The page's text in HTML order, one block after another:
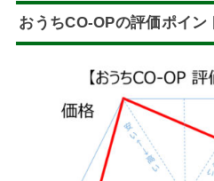
おうちCO-OPの評価ポイン